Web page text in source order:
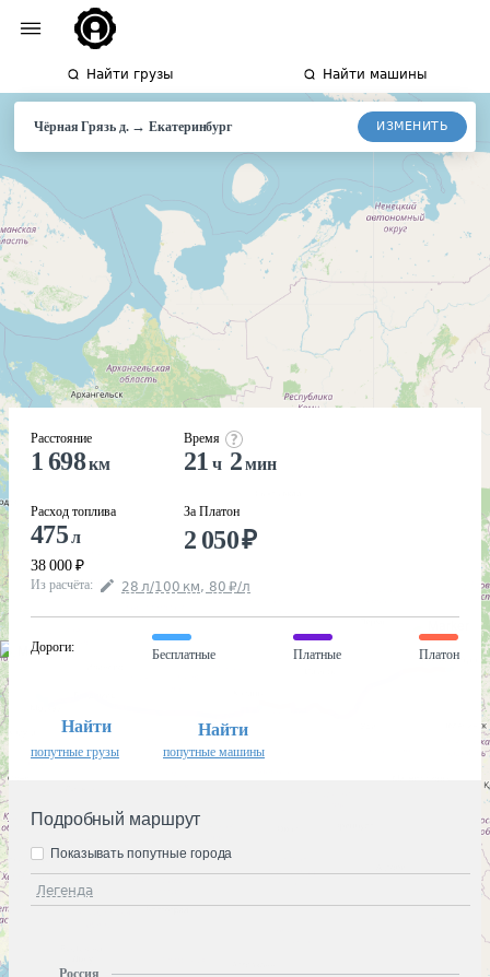
Найти грузы Найти машины
Чёрная Грязь д.→Екатеринбург ИЗМЕНИТЬ
Расстояние
1 698км
Расход топлива
475л
38 000 ₽
Время
21 ч 2мин
За Платон
2 050₽
Из расчёта: 28 л/100 км, 80 ₽/л
Дороги:
Бесплатные Платные Платон
Найти
попутные грузы
Найти
попутные машины
Подробный маршрут
Легенда
Показывать попутные города
Россия